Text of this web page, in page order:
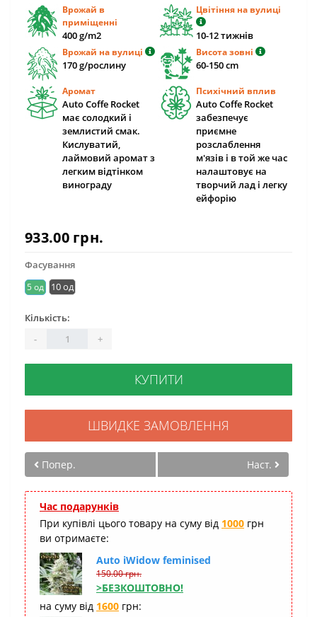
Врожай в
приміщенні
400 g/m2
Цвітіння на вулиці
10-12 тижнів
Врожай на вулиці
170 g/рослину
Висота зовні
60-150 cm
Аромат
Auto Coffe Rocket
має солодкий і
землистий смак.
Кислуватий,
лаймовий аромат з
легким відтінком
винограду
Психічний вплив
Auto Coffe Rocket
забезпечує
приємне
розслаблення
м'язів і в той же час
налаштовує на
творчий лад і легку
ейфорію
933.00 грн.
Фасування
5 од 10 од
Кількість:
-
+
КУПИТИ
ШВИДКЕ ЗАМОВЛЕННЯ
Попер. Наст.
Час подарунків
При купівлі цього товару на суму від 1000 грн
ви отримаєте:
Auto iWidow feminised
150.00 грн.
>БЕЗКОШТОВНО!
на суму від 1600 грн: